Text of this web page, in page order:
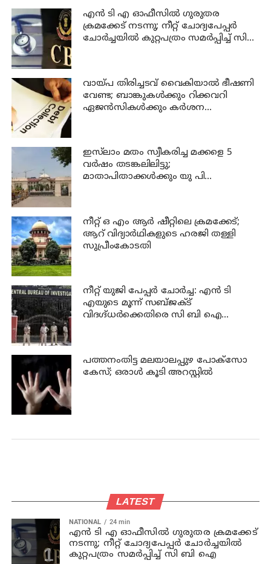
എന്‍ ടി എ ഓഫീസില്‍ ഗുരുതര
ക്രമക്കേട് നടന്നു; നീറ്റ് ചോദ്യപേപ്പര്‍
ചോര്‍ച്ചയില്‍ കുറ്റപത്രം സമര്‍പ്പിച്ച് സി
വായ്പ തിരിച്ചടവ് വൈകിയാൽ ഭീഷണി
വേണ്ട; ബാങ്കുകൾക്കും റിക്കവറി
ഏജൻസികൾക്കും കർശന
ഇസ്‍ലാം മതം സ്വീകരിച്ച മക്കളെ 5
വർഷം തടങ്കലിലിട്ടു;
മാതാപിതാക്കൾക്കും യു പി
നീറ്റ് ഒ എം ആര്‍ ഷീറ്റിലെ ക്രമക്കേട്;
ആറ് വിദ്യാര്‍ഥികളുടെ ഹരജി തള്ളി
സുപ്രീംകോടതി
നീറ്റ് യുജി പേപ്പർ ചോർച്ച: എൻ ടി
എയുടെ മൂന്ന് സബ്ജക്ട്
വിദഗ്ദ്ധർക്കെതിരെ സി ബി ഐ
പത്തനംതിട്ട മലയാലപ്പുഴ പോക്സോ
കേസ്; ഒരാള്‍ കൂടി അറസ്റ്റില്‍
LATEST
NATIONAL 24 min
എന്‍ ടി എ ഓഫീസില്‍ ഗുരുതര ക്രമക്കേട്
നടന്നു; നീറ്റ് ചോദ്യപേപ്പര്‍ ചോര്‍ച്ചയില്‍
കുറ്റപത്രം സമര്‍പ്പിച്ച് സി ബി ഐ